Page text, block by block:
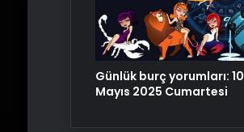
Günlük burç yorumları: 10
Mayıs 2025 Cumartesi